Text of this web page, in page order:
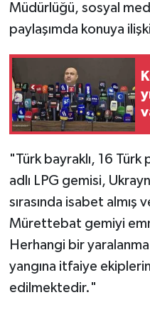
Müdürlüğü, sosyal
paylaşımda konuya
"Türk bayraklı, 16
adlı LPG gemisi,
sırasında isabet almış
Mürettebat gemiyi
Herhangi bir
yangına itfaiye
edilmektedir."
DÜNYA